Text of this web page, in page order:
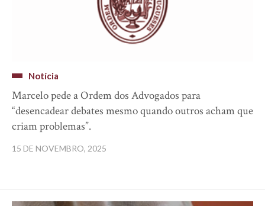
Notícia
Marcelo pede a Ordem dos Advogados para
“desencadear debates mesmo quando outros acham que
criam problemas”.
15 DE NOVEMBRO, 2025